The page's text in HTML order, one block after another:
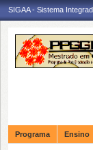
SIGAA - Sistema
Programa Ensino